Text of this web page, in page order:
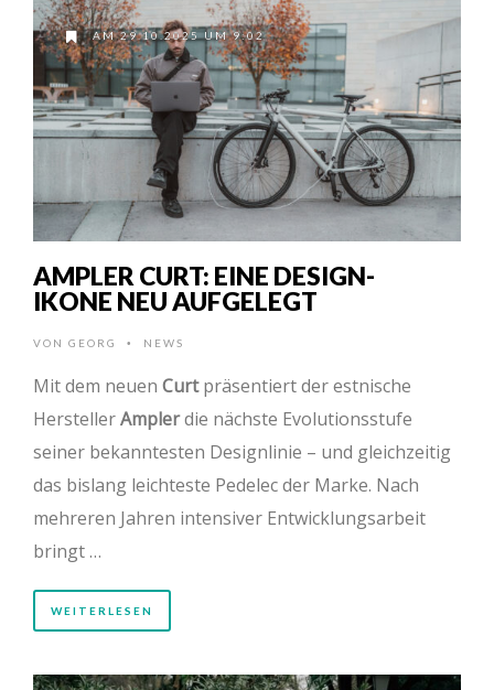
AM 29.10.2025 UM 9:02
AMPLER CURT: EINE DESIGN-
IKONE NEU AUFGELEGT
VON GEORG • NEWS
Mit dem neuen Curtpräsentiert der estnische
HerstellerAmplerdie nächste Evolutionsstufe
seiner bekanntesten Designlinie – und gleichzeitig
das bislang leichteste Pedelec der Marke. Nach
mehreren Jahren intensiver Entwicklungsarbeit
bringt …
WEITERLESEN